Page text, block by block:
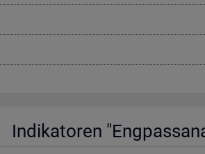
In­di­ka­to­ren